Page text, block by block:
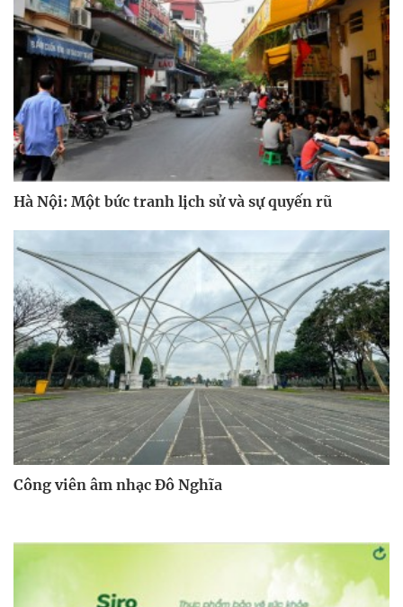
Hà Nội: Một bức tranh lịch sử và sự quyến rũ
Công viên âm nhạc Đô Nghĩa